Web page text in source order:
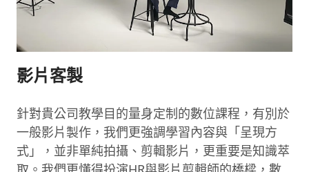
影片客製
針對貴公司教學目的量身定制的數位課程，有別於
一般影片製作，我們更強調學習內容與「呈現方
式」，並非單純拍攝、剪輯影片，更重要是知識萃